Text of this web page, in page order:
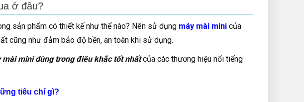
ở đâu?
sản phẩm có thiết kế như thế nào? Nên sử dụng máy mài minicủa
cũng như đảm bảo độ bền, an toàn khi sử dụng.
mài mini dùng trong điêu khắc tốt nhấtcủa các thương hiệu nổi tiếng
tiêu chí gì?